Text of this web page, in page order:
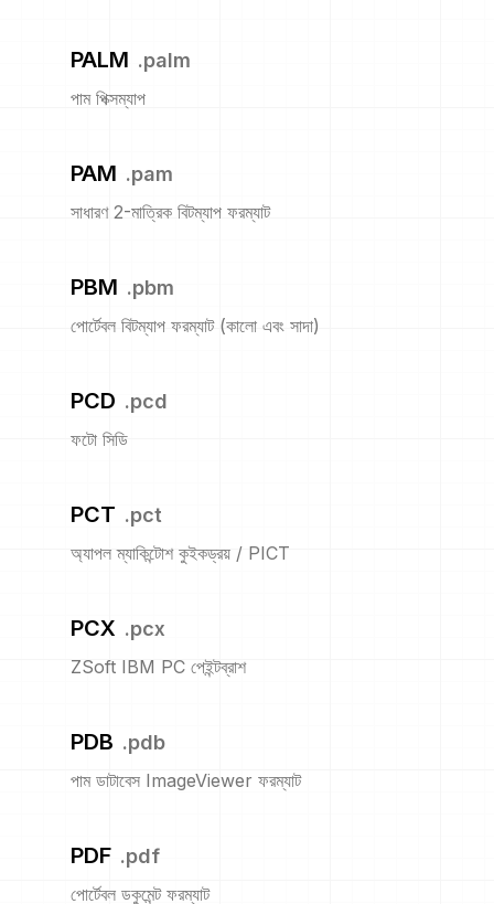
PALM .palm
পাম পিক্সম্যাপ
PAM .pam
সাধারণ 2-মাত্রিক বিটম্যাপ ফরম্যাট
PBM .pbm
পোর্টেবল বিটম্যাপ ফরম্যাট (কালো এবং সাদা)
PCD .pcd
ফটো সিডি
PCT .pct
অ্যাপল ম্যাকিন্টোশ কুইকড্রয় / PICT
PCX .pcx
ZSoft IBM PC পেইন্টব্রাশ
PDB .pdb
পাম ডাটাবেস ImageViewer ফরম্যাট
PDF .pdf
পোর্টেবল ডকুমেন্ট ফরম্যাট